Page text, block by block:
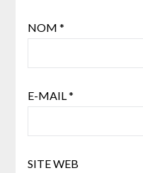
NOM *
E-MAIL*
SITE WEB